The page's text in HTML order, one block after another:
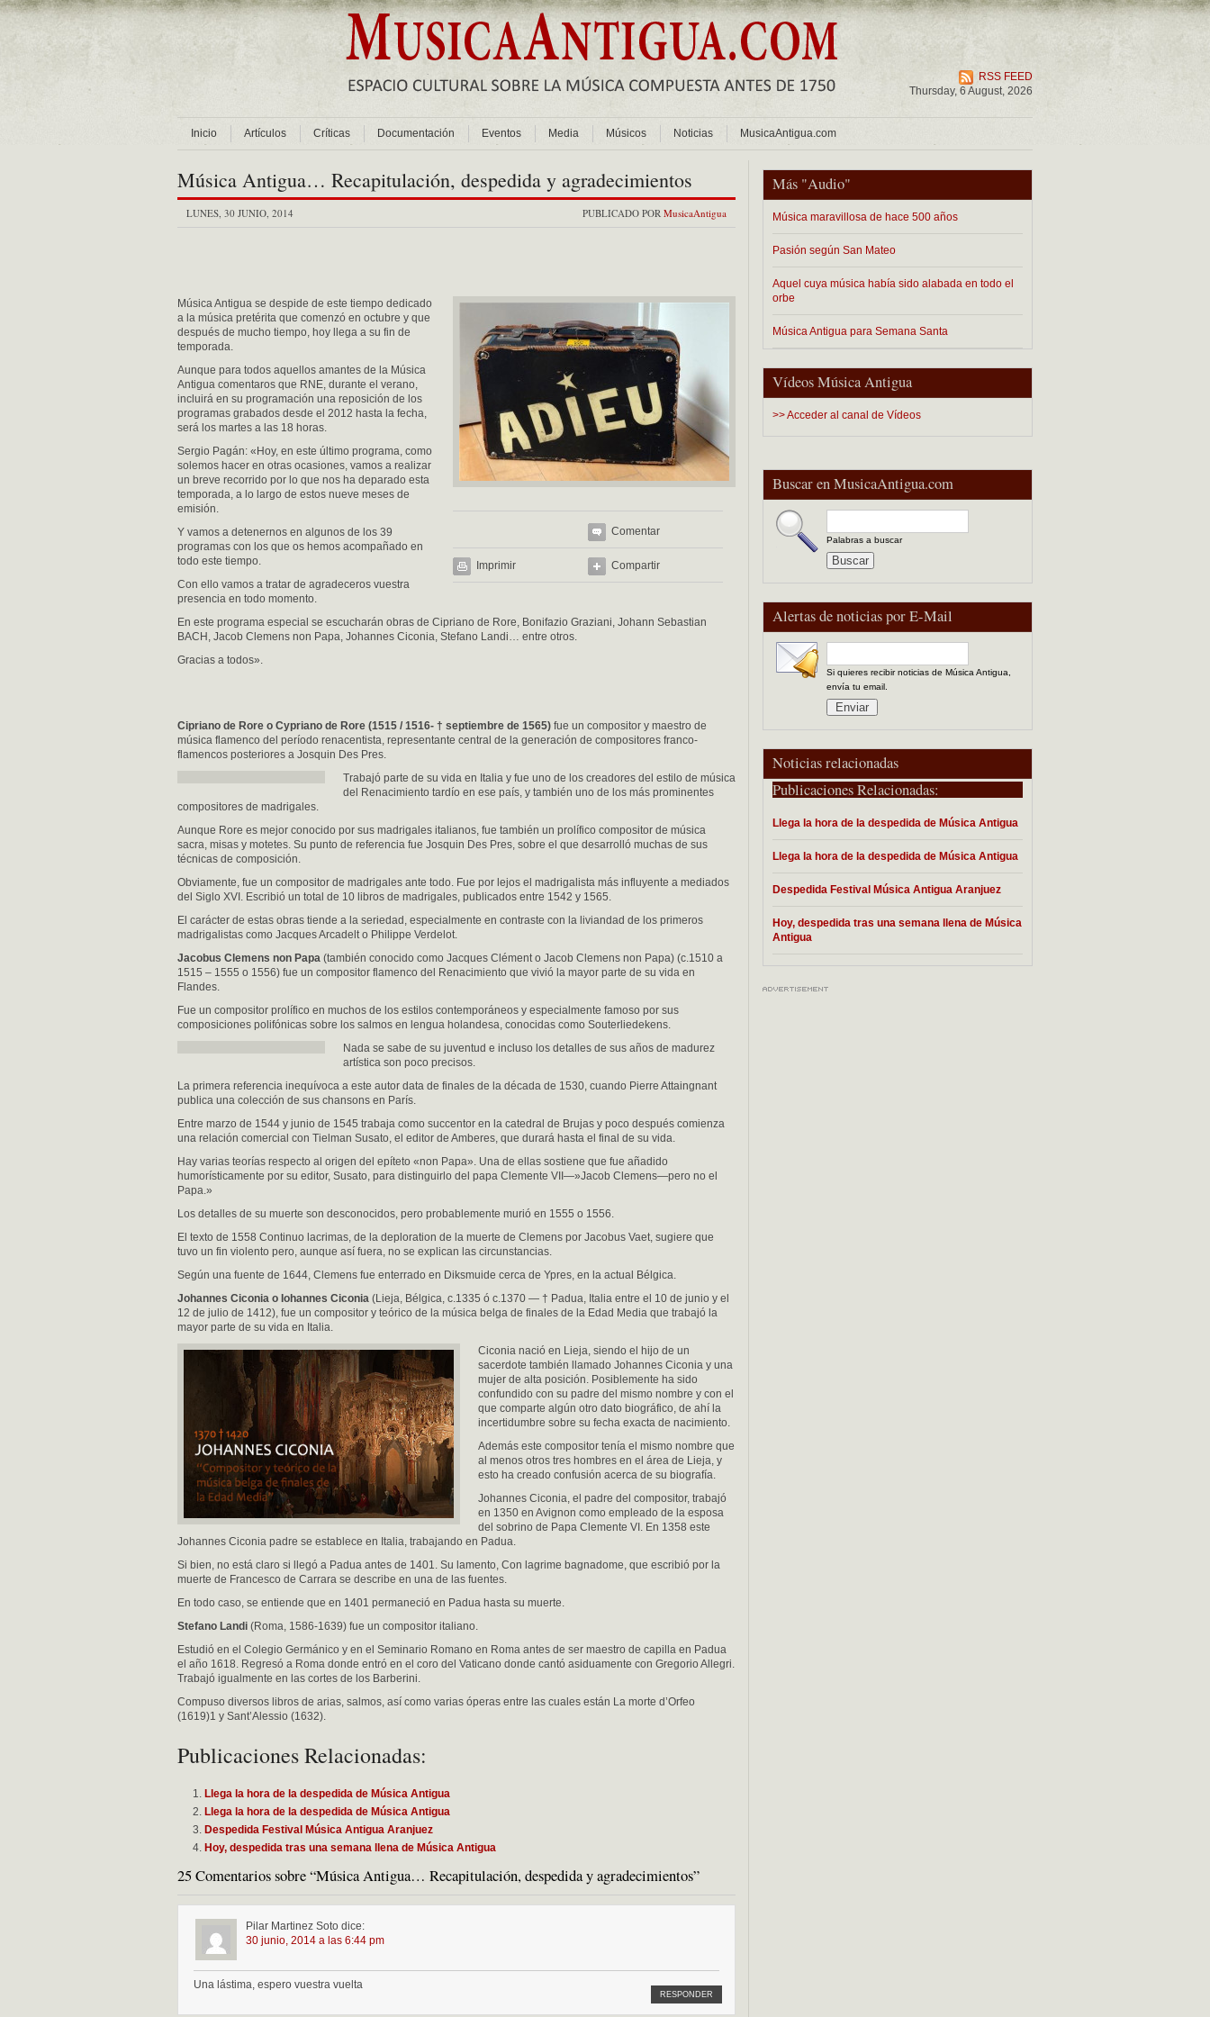
RSS FEED
Thursday, 6 August, 2026
Inicio Artículos Críticas Documentación Eventos Media Músicos Noticias MusicaAntigua.com
Más "Audio"
Música maravillosa de hace 500 años
Pasión según San Mateo
Aquel cuya música había sido alabada en todo el
orbe
Música Antigua para Semana Santa
Vídeos Música Antigua
>> Acceder al canal de Vídeos
Buscar en MusicaAntigua.com
Palabras a buscar
Alertas de noticias por E-Mail
Si quieres recibir noticias de Música Antigua,
envía tu email.
Noticias relacionadas
Publicaciones Relacionadas:
Llega la hora de la despedida de Música Antigua
Llega la hora de la despedida de Música Antigua
Despedida Festival Música Antigua Aranjuez
Hoy, despedida tras una semana llena de Música
Antigua
Música Antigua… Recapitulación, despedida y agradecimientos
PUBLICADO POR MusicaAntigua
LUNES, 30 JUNIO, 2014
Comentar
Imprimir Compartir
Música Antigua se despide de este tiempo dedicado
a la música pretérita que comenzó en octubre y que
después de mucho tiempo, hoy llega a su fin de
temporada.
Aunque para todos aquellos amantes de la Música
Antigua comentaros que RNE, durante el verano,
incluirá en su programación una reposición de los
programas grabados desde el 2012 hasta la fecha,
será los martes a las 18 horas.
Sergio Pagán: «Hoy, en este último programa, como
solemos hacer en otras ocasiones, vamos a realizar
un breve recorrido por lo que nos ha deparado esta
temporada, a lo largo de estos nueve meses de
emisión.
Y vamos a detenernos en algunos de los 39
programas con los que os hemos acompañado en
todo este tiempo.
Con ello vamos a tratar de agradeceros vuestra
presencia en todo momento.
En este programa especial se escucharán obras de Cipriano de Rore, Bonifazio Graziani, Johann Sebastian
BACH, Jacob Clemens non Papa, Johannes Ciconia, Stefano Landi… entre otros.
Gracias a todos».
Cipriano de Rore o Cypriano de Rore (1515 / 1516- † septiembre de 1565) fue un compositor y maestro de
música flamenco del período renacentista, representante central de la generación de compositores franco-
flamencos posteriores a Josquin Des Pres.
Trabajó parte de su vida en Italia y fue uno de los creadores del estilo de música
del Renacimiento tardío en ese país, y también uno de los más prominentes
compositores de madrigales.
Aunque Rore es mejor conocido por sus madrigales italianos, fue también un prolífico compositor de música
sacra, misas y motetes. Su punto de referencia fue Josquin Des Pres, sobre el que desarrolló muchas de sus
técnicas de composición.
Obviamente, fue un compositor de madrigales ante todo. Fue por lejos el madrigalista más influyente a mediados
del Siglo XVI. Escribió un total de 10 libros de madrigales, publicados entre 1542 y 1565.
El carácter de estas obras tiende a la seriedad, especialmente en contraste con la liviandad de los primeros
madrigalistas como Jacques Arcadelt o Philippe Verdelot.
Jacobus Clemens non Papa (también conocido como Jacques Clément o Jacob Clemens non Papa) (c.1510 a
1515 – 1555 o 1556) fue un compositor flamenco del Renacimiento que vivió la mayor parte de su vida en
Flandes.
Fue un compositor prolífico en muchos de los estilos contemporáneos y especialmente famoso por sus
composiciones polifónicas sobre los salmos en lengua holandesa, conocidas como Souterliedekens.
Nada se sabe de su juventud e incluso los detalles de sus años de madurez
artística son poco precisos.
La primera referencia inequívoca a este autor data de finales de la década de 1530, cuando Pierre Attaingnant
publica una colección de sus chansons en París.
Entre marzo de 1544 y junio de 1545 trabaja como succentor en la catedral de Brujas y poco después comienza
una relación comercial con Tielman Susato, el editor de Amberes, que durará hasta el final de su vida.
Hay varias teorías respecto al origen del epíteto «non Papa». Una de ellas sostiene que fue añadido
humorísticamente por su editor, Susato, para distinguirlo del papa Clemente VII—»Jacob Clemens—pero no el
Papa.»
Los detalles de su muerte son desconocidos, pero probablemente murió en 1555 o 1556.
El texto de 1558 Continuo lacrimas, de la deploration de la muerte de Clemens por Jacobus Vaet, sugiere que
tuvo un fin violento pero, aunque así fuera, no se explican las circunstancias.
Según una fuente de 1644, Clemens fue enterrado en Diksmuide cerca de Ypres, en la actual Bélgica.
Johannes Ciconia o Iohannes Ciconia (Lieja, Bélgica, c.1335 ó c.1370 — † Padua, Italia entre el 10 de junio y el
12 de julio de 1412), fue un compositor y teórico de la música belga de finales de la Edad Media que trabajó la
mayor parte de su vida en Italia.
Ciconia nació en Lieja, siendo el hijo de un
sacerdote también llamado Johannes Ciconia y una
mujer de alta posición. Posiblemente ha sido
confundido con su padre del mismo nombre y con el
que comparte algún otro dato biográfico, de ahí la
incertidumbre sobre su fecha exacta de nacimiento.
Además este compositor tenía el mismo nombre que
al menos otros tres hombres en el área de Lieja, y
esto ha creado confusión acerca de su biografía.
Johannes Ciconia, el padre del compositor, trabajó
en 1350 en Avignon como empleado de la esposa
del sobrino de Papa Clemente VI. En 1358 este
Johannes Ciconia padre se establece en Italia, trabajando en Padua.
Si bien, no está claro si llegó a Padua antes de 1401. Su lamento, Con lagrime bagnadome, que escribió por la
muerte de Francesco de Carrara se describe en una de las fuentes.
En todo caso, se entiende que en 1401 permaneció en Padua hasta su muerte.
Stefano Landi (Roma, 1586-1639) fue un compositor italiano.
Estudió en el Colegio Germánico y en el Seminario Romano en Roma antes de ser maestro de capilla en Padua
el año 1618. Regresó a Roma donde entró en el coro del Vaticano donde cantó asiduamente con Gregorio Allegri.
Trabajó igualmente en las cortes de los Barberini.
Compuso diversos libros de arias, salmos, así como varias óperas entre las cuales están La morte d’Orfeo
(1619)1 y Sant’Alessio (1632).
Publicaciones Relacionadas:
Llega la hora de la despedida de Música Antigua
Llega la hora de la despedida de Música Antigua
Despedida Festival Música Antigua Aranjuez
Hoy, despedida tras una semana llena de Música Antigua
25 Comentarios sobre “Música Antigua… Recapitulación, despedida y agradecimientos”
Pilar Martinez Soto dice:
30 junio, 2014 a las 6:44 pm
Una lástima, espero vuestra vuelta
RESPONDER